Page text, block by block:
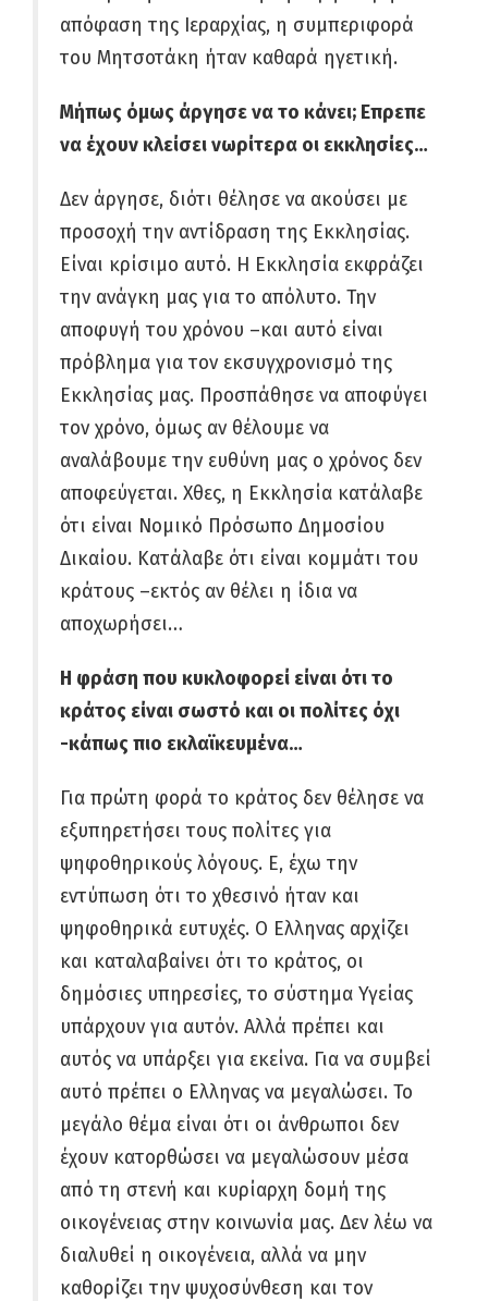
απόφαση της Ιεραρχίας, η συμπεριφορά
του Μητσοτάκη ήταν καθαρά ηγετική.
Μήπως όμως άργησε να το κάνει; Επρεπε
να έχουν κλείσει νωρίτερα οι εκκλησίες…
Δεν άργησε, διότι θέλησε να ακούσει με
προσοχή την αντίδραση της Εκκλησίας.
Είναι κρίσιμο αυτό. Η Εκκλησία εκφράζει
την ανάγκη μας για το απόλυτο. Την
αποφυγή του χρόνου –και αυτό είναι
πρόβλημα για τον εκσυγχρονισμό της
Εκκλησίας μας. Προσπάθησε να αποφύγει
τον χρόνο, όμως αν θέλουμε να
αναλάβουμε την ευθύνη μας ο χρόνος δεν
αποφεύγεται. Χθες, η Εκκλησία κατάλαβε
ότι είναι Νομικό Πρόσωπο Δημοσίου
Δικαίου. Κατάλαβε ότι είναι κομμάτι του
κράτους –εκτός αν θέλει η ίδια να
αποχωρήσει…
Η φράση που κυκλοφορεί είναι ότι το
κράτος είναι σωστό και οι πολίτες όχι
-κάπως πιο εκλαϊκευμένα…
Για πρώτη φορά το κράτος δεν θέλησε να
εξυπηρετήσει τους πολίτες για
ψηφοθηρικούς λόγους. Ε, έχω την
εντύπωση ότι το χθεσινό ήταν και
ψηφοθηρικά ευτυχές. Ο Ελληνας αρχίζει
και καταλαβαίνει ότι το κράτος, οι
δημόσιες υπηρεσίες, το σύστημα Υγείας
υπάρχουν για αυτόν. Αλλά πρέπει και
αυτός να υπάρξει για εκείνα. Για να συμβεί
αυτό πρέπει ο Ελληνας να μεγαλώσει. Το
μεγάλο θέμα είναι ότι οι άνθρωποι δεν
έχουν κατορθώσει να μεγαλώσουν μέσα
από τη στενή και κυρίαρχη δομή της
οικογένειας στην κοινωνία μας. Δεν λέω να
διαλυθεί η οικογένεια, αλλά να μην
καθορίζει την ψυχοσύνθεση και τον